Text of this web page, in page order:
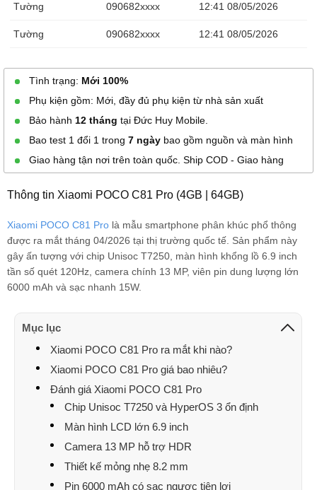
Tường 090682xxxx 12:41 08/05/2026
Tường 090682xxxx 12:41 08/05/2026
au duong Binh
Nguyen Thanh Tuan093864xxxx 12:05 08/05/2026
VÕ KIM THẢO 090929xxxx 11:57 08/05/2026
Đỗ Chí Thành 036441xxxx 11:16 08/05/2026
Nguyễn Trọng Đạo 085878xxxx 10:53 08/05/2026
ngân tiểu hổ 090903xxxx 10:03 08/05/2026
Phúc Hoàng 070363xxxx 01:03 08/05/2026
Phúc Hoàng 070363xxxx
Phúc Hoàng
Lê Anh Quân 091628xxxx 23:12 08/04/2026
Trần Quang Vinh 035492xxxx 23:12 08/04/2026
Lê Anh Quân 091628xxxx
094132xxxx
Tình trạng: Mới 100%
Phụ kiện gồm: Mới, đầy đủ phụ kiện từ nhà sản xuất
Bảo hành 12 tháng tại Đức Huy Mobile.
Bao test 1 đổi 1 trong 7 ngày bao gồm nguồn và màn hình
Giao hàng tận nơi trên toàn quốc. Ship COD - Giao hàng
Thông tin Xiaomi POCO C81 Pro (4GB | 64GB)
Xiaomi POCO C81 Pro là mẫu smartphone phân khúc phổ thông
được ra mắt tháng 04/2026 tại thị trường quốc tế. Sản phẩm này
gây ấn tượng với chip Unisoc T7250, màn hình khổng lồ 6.9 inch
tần số quét 120Hz, camera chính 13 MP, viên pin dung lượng lớn
6000 mAh và sạc nhanh 15W.
Mục lục
Xiaomi POCO C81 Pro ra mắt khi nào?
Xiaomi POCO C81 Pro giá bao nhiêu?
Đánh giá Xiaomi POCO C81 Pro
Chip Unisoc T7250 và HyperOS 3 ổn định
Màn hình LCD lớn 6.9 inch
Camera 13 MP hỗ trợ HDR
Thiết kế mỏng nhẹ 8.2 mm
Pin 6000 mAh có sạc ngược tiện lợi